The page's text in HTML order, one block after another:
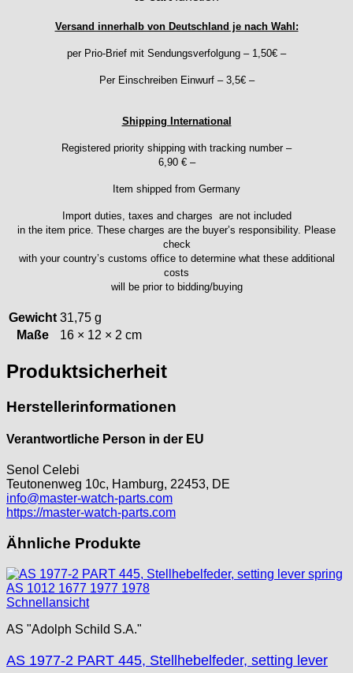
Favor
FE "France Ebauches"
GUB "Glashütter Uhrenbetrieb"
GUBA
HF Bauer
HPP „Henzi & Pfaff"
Index
Jean Brun
Junghans
KF Grana
Kienzle
Lorsa
MSR
MST Roamer
ORC
Osco
Otero
PUW
RL „Ronda"
Tissot
Unitas
Versand innerhalb von Deutschland je nach Wahl:
per Prio-Brief mit Sendungsverfolgung – 1,50€ –
Per Einschreiben Einwurf – 3,5€ –
Shipping International
Registered priority shipping with tracking number –
6,90 € –
Item shipped from Germany
Import duties, taxes and charges are not included
in the item price. These charges are the buyer’s responsibility. Please
check
with your country’s customs office to determine what these additional
costs
will be prior to bidding/buying
Gewicht 31,75 g
Maße
16 × 12 × 2 cm
Produktsicherheit
Herstellerinformationen
Verantwortliche Person in der EU
Senol Celebi
Teutonenweg 10c, Hamburg, 22453, DE
info@master-watch-parts.com
https://master-watch-parts.com
Ähnliche Produkte
Schnellansicht
AS "Adolph Schild S.A."
AS 1977-2 PART 445, Stellhebelfeder, setting lever